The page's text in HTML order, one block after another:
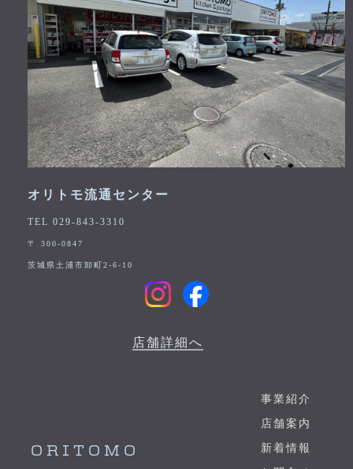
オリトモ流通センター
TEL 029-843-3310
〒 300-0847
茨城県土浦市卸町2-6-10
店舗詳細へ
ORITOMO
事業紹介
店舗案内
新着情報